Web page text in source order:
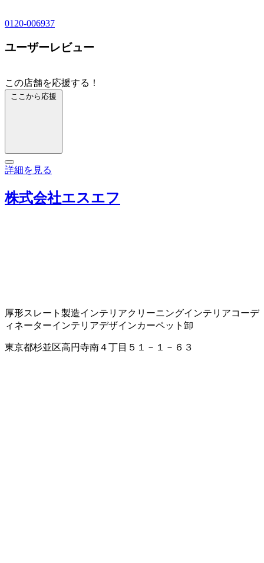
0120-006937
ユーザーレビュー
この店舗を応援する！
ここから応援
詳細を見る
株式会社エスエフ
厚形スレート製造インテリアクリーニングインテリアコーデ
ィネーターインテリアデザインカーペット卸
東京都杉並区高円寺南４丁目５１－１－６３